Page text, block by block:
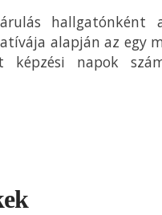
alapján az egy
képzési napok